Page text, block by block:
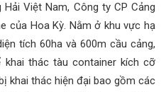
Việt Nam, Công ty CP Cảng
của Hoa Kỳ. Nằm ở khu vực hạ
tích 60ha và 600m cầu cảng,
thác tàu container kích cỡ
khai thác hiện đại bao gồm các